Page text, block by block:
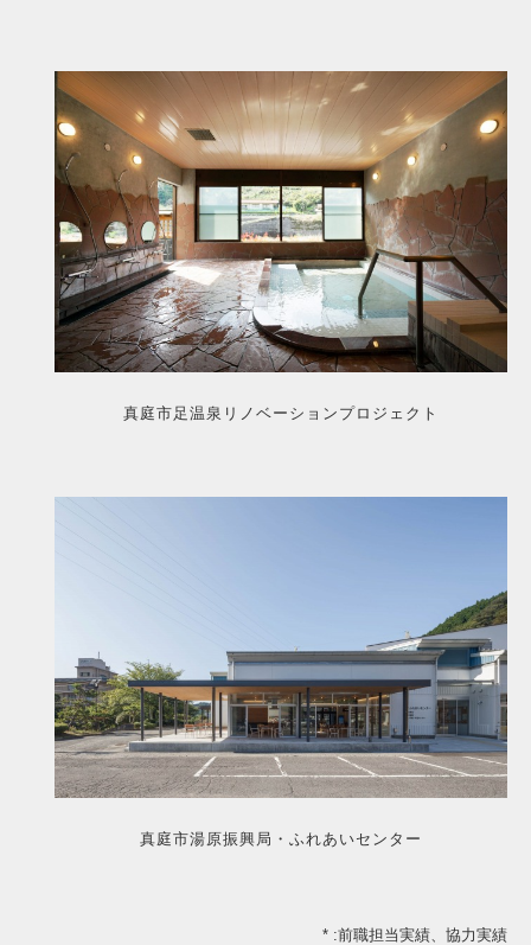
真庭市足温泉リノベーションプロジェクト
真庭市湯原振興局・ふれあいセンター
* :前職担当実績、協力実績